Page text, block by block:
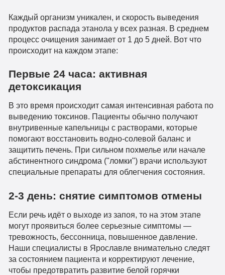
Каждый организм уникален, и скорость выведения
продуктов распада этанола у всех разная. В среднем
процесс очищения занимает от 1 до 5 дней. Вот что
происходит на каждом этапе:
Первые 24 часа: активная
детоксикация
В это время происходит самая интенсивная работа по
выведению токсинов. Пациенты обычно получают
внутривенные капельницы с растворами, которые
помогают восстановить водно-солевой баланс и
защитить печень. При сильном похмелье или начале
абстинентного синдрома ("ломки") врачи используют
специальные препараты для облегчения состояния.
2-3 день: снятие симптомов отмены
Если речь идёт о выходе из запоя, то на этом этапе
могут проявиться более серьезные симптомы —
тревожность, бессонница, повышенное давление.
Наши специалисты в Ярославле внимательно следят
за состоянием пациента и корректируют лечение,
чтобы предотвратить развитие белой горячки